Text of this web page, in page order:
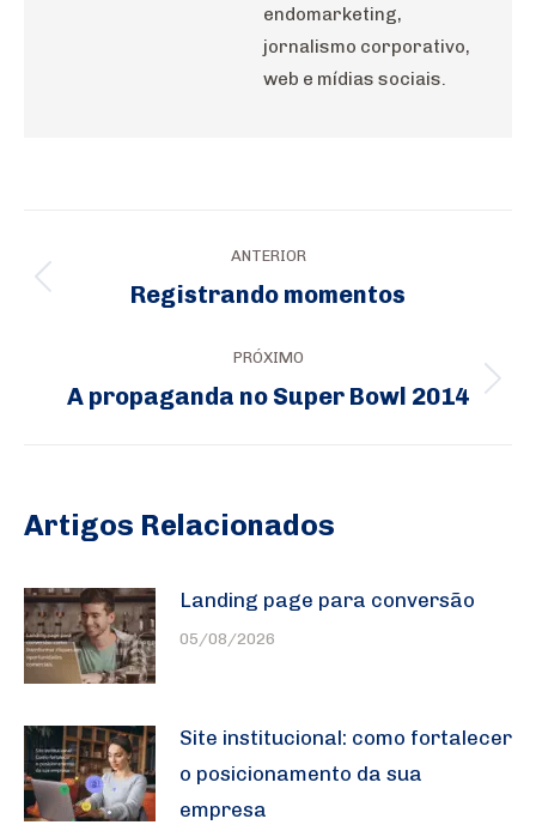
endomarketing,
jornalismo corporativo,
web e mídias sociais.
de
ANTERIOR
Post
Registrando momentos
PRÓXIMO
Próximo
A propaganda no Super Bowl 2014
Artigos Relacionados
Landing page para conversão
05/08/2026
Site institucional: como fortalecer
o posicionamento da sua
empresa